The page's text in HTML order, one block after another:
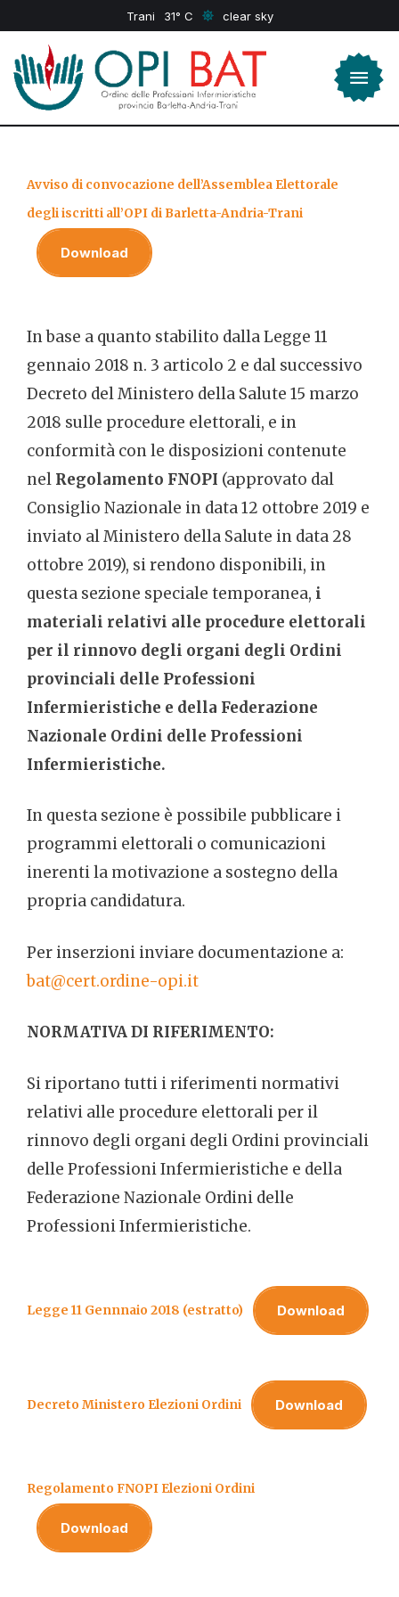
Trani 31 clear sky
Avviso di convocazione dell’Assemblea Elettorale
degli iscritti all’OPI di Barletta-Andria-Trani
Download
In base a quanto stabilito dalla Legge 11
gennaio 2018 n. 3 articolo 2 e dal successivo
Decreto del Ministero della Salute 15 marzo
2018 sulle procedure elettorali, e in
conformità con le disposizioni contenute
nel Regolamento FNOPI (approvato dal
Consiglio Nazionale in data 12 ottobre 2019 e
inviato al Ministero della Salute in data 28
ottobre 2019), si rendono disponibili, in
questa sezione speciale temporanea, i
materiali relativi alle procedure elettorali
per il rinnovo degli organi degli Ordini
provinciali delle Professioni
Infermieristiche e della Federazione
Nazionale Ordini delle Professioni
Infermieristiche.
In questa sezione è possibile pubblicare i
programmi elettorali o comunicazioni
inerenti la motivazione a sostegno della
propria candidatura.
Per inserzioni inviare documentazione a:
bat@cert.ordine-opi.it
NORMATIVA DI RIFERIMENTO:
Si riportano tutti i riferimenti normativi
relativi alle procedure elettorali per il
rinnovo degli organi degli Ordini provinciali
delle Professioni Infermieristiche e della
Federazione Nazionale Ordini delle
Professioni Infermieristiche.
Legge 11 Gennnaio 2018 (estratto) Download
Decreto Ministero Elezioni Ordini Download
Regolamento FNOPI Elezioni Ordini
Download